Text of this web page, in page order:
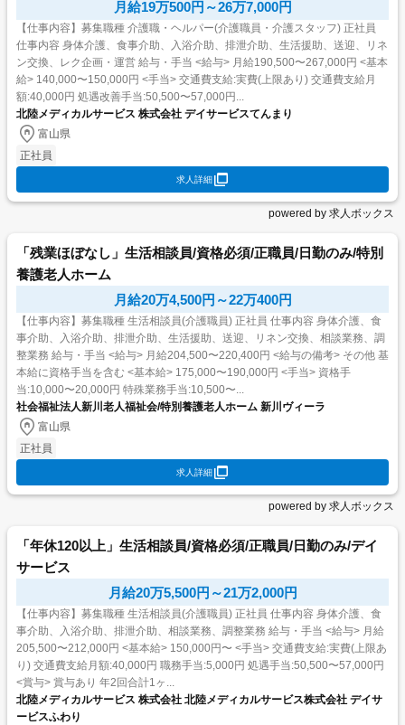
月給19万500円～26万7,000円
【仕事内容】募集職種 介護職・ヘルパー(介護職員・介護スタッフ) 正社員
仕事内容 身体介護、食事介助、入浴介助、排泄介助、生活援助、送迎、リネ
ン交換、レク企画・運営 給与・手当 <給与> 月給190,500〜267,000円 <基本
給> 140,000〜150,000円 <手当> 交通費支給:実費(上限あり) 交通費支給月
額:40,000円 処遇改善手当:50,500〜57,000円...
北陸メディカルサービス 株式会社 デイサービスてんまり
富山県
正社員
求人詳細
powered by 求人ボックス
「残業ほぼなし」生活相談員/資格必須/正職員/日勤のみ/特別
養護老人ホーム
月給20万4,500円～22万400円
【仕事内容】募集職種 生活相談員(介護職員) 正社員 仕事内容 身体介護、食
事介助、入浴介助、排泄介助、生活援助、送迎、リネン交換、相談業務、調
整業務 給与・手当 <給与> 月給204,500〜220,400円 <給与の備考> その他 基
本給に資格手当を含む <基本給> 175,000〜190,000円 <手当> 資格手
当:10,000〜20,000円 特殊業務手当:10,500〜...
社会福祉法人新川老人福祉会/特別養護老人ホーム 新川ヴィーラ
富山県
正社員
求人詳細
powered by 求人ボックス
「年休120以上」生活相談員/資格必須/正職員/日勤のみ/デイ
サービス
月給20万5,500円～21万2,000円
【仕事内容】募集職種 生活相談員(介護職員) 正社員 仕事内容 身体介護、食
事介助、入浴介助、排泄介助、相談業務、調整業務 給与・手当 <給与> 月給
205,500〜212,000円 <基本給> 150,000円〜 <手当> 交通費支給:実費(上限あ
り) 交通費支給月額:40,000円 職務手当:5,000円 処遇手当:50,500〜57,000円
<賞与> 賞与あり 年2回合計1ヶ...
北陸メディカルサービス 株式会社 北陸メディカルサービス株式会社 デイサ
ービスふわり